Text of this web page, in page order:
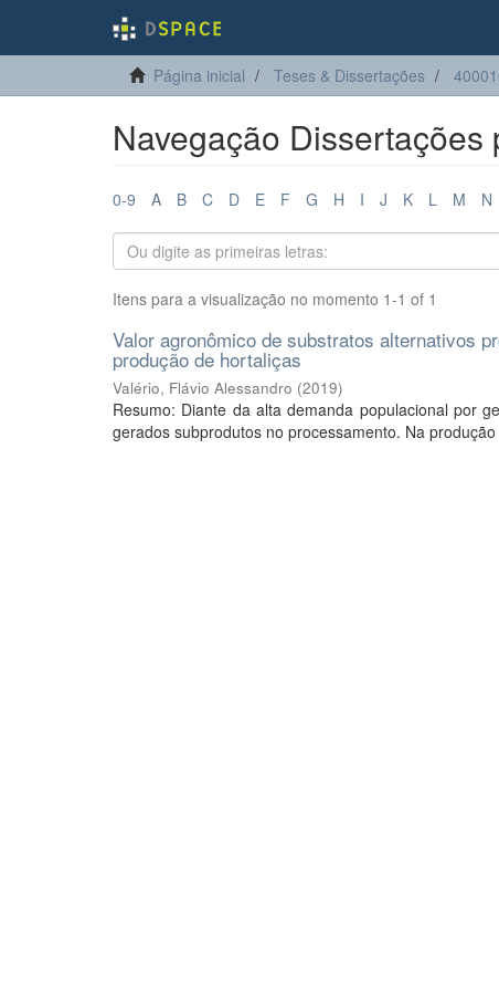
Página inicial Teses & Dissertações
Navegação
0-9 A B C D E F G H I J K L M N
Itens para a visualização no momento 1-1 of 1
Valor agronômico de substratos alternativos
produção de hortaliças
Valério, Flávio Alessandro (2019)
Resumo: Diante da alta demanda populacional por
gerados subprodutos no processamento. Na